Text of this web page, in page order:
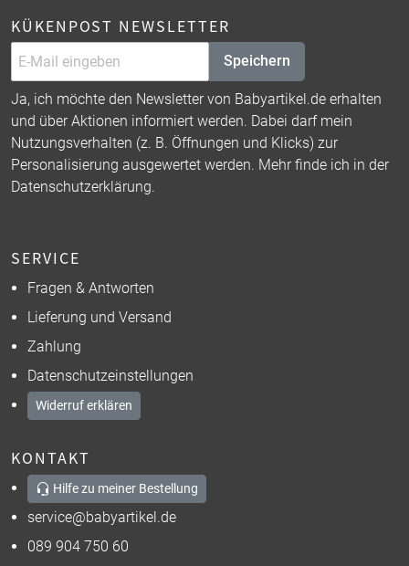
KÜKENPOST NEWSLETTER
Speichern
Ja, ich möchte den Newsletter von Babyartikel.de erhalten
und über Aktionen informiert werden. Dabei darf mein
Nutzungsverhalten (z. B. Öffnungen und Klicks) zur
Personalisierung ausgewertet werden. Mehr finde ich in der
Datenschutzerklärung.
SERVICE
Fragen & Antworten
Lieferung und Versand
Zahlung
Datenschutzeinstellungen
Widerruf erklären
KONTAKT
Hilfe zu meiner Bestellung
service@babyartikel.de
089 904 750 60